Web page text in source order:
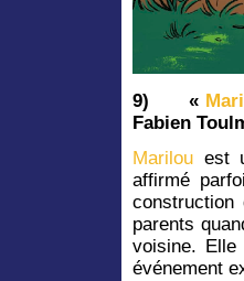
9) «
Fabien
Marilou est
affirmé
construction
parents
voisine. Elle
événement